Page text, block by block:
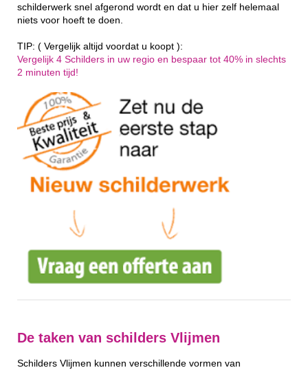
schilderwerk snel afgerond wordt en dat u hier zelf helemaal
niets voor hoeft te doen.
TIP: ( Vergelijk altijd voordat u koopt ):
Vergelijk 4 Schilders in uw regio en bespaar tot 40% in slechts
2 minuten tijd!
De taken van schilders Vlijmen
Schilders Vlijmen kunnen verschillende vormen van